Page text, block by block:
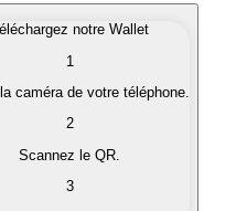
qui vous intéressent
en monnaie
notre Wallet
1
caméra de votre téléphone.
2
Scannez le QR.
3